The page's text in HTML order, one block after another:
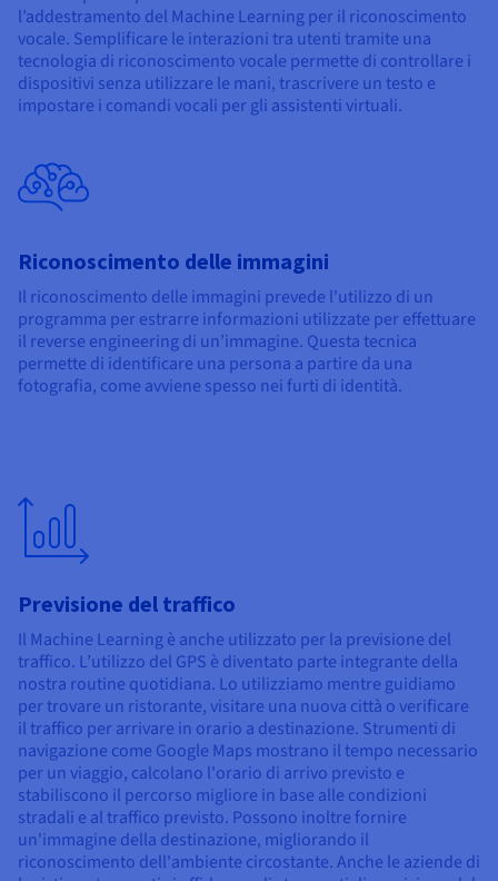
Riconoscimento delle immagini
Il riconoscimento delle immagini prevede l'utilizzo di un
programma per estrarre informazioni utilizzate per effettuare
il reverse engineering di un’immagine. Questa tecnica
permette di identificare una persona a partire da una
fotografia, come avviene spesso nei furti di identità.
l’addestramento del Machine Learning per il riconoscimento
vocale. Semplificare le interazioni tra utenti tramite una
tecnologia di riconoscimento vocale permette di controllare i
dispositivi senza utilizzare le mani, trascrivere un testo e
impostare i comandi vocali per gli assistenti virtuali.
Previsione del traffico
Il Machine Learning è anche utilizzato per la previsione del
traffico. L’utilizzo del GPS è diventato parte integrante della
nostra routine quotidiana. Lo utilizziamo mentre guidiamo
per trovare un ristorante, visitare una nuova città o verificare
il traffico per arrivare in orario a destinazione. Strumenti di
navigazione come Google Maps mostrano il tempo necessario
per un viaggio, calcolano l'orario di arrivo previsto e
stabiliscono il percorso migliore in base alle condizioni
stradali e al traffico previsto. Possono inoltre fornire
un'immagine della destinazione, migliorando il
riconoscimento dell'ambiente circostante. Anche le aziende di